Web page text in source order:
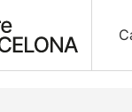
Fitxa artística